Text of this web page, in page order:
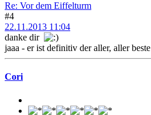
Re: Vor dem Eiffelturm
#4
22.11.2013 11:04
danke dir
jaaa - er ist definitiv der aller, aller beste
Cori